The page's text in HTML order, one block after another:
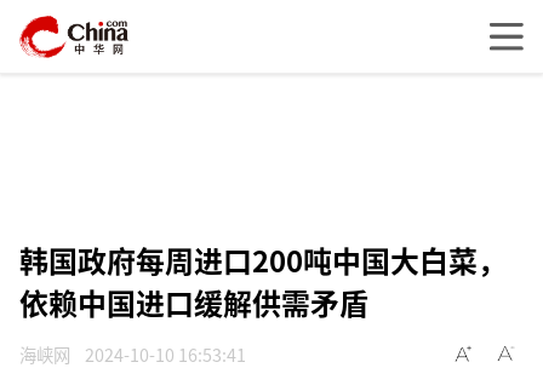
韩国政府每周进口200吨中国大白菜，
依赖中国进口缓解供需矛盾
海峡网 2024-10-10 16:53:41